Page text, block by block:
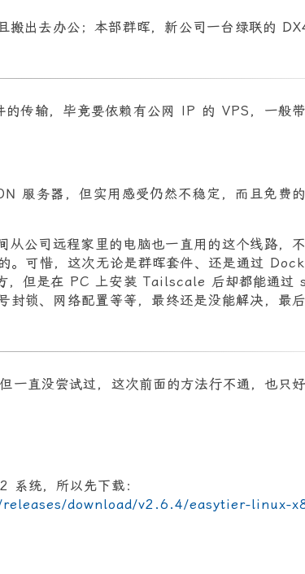
搬出去办公；本部群晖，新公司一台绿联的
传输，毕竟要依赖有公网 IP 的 VPS，一般
服务器，但实用感受仍然不稳定，而且免费
公司远程家里的电脑也一直用的这个线路，
。可惜，这次无论是群晖套件、还是通过
，但是在 PC 上安装 Tailscale 后却都能通过
锁、网络配置等等，最终还是没能解决，最
一直没尝试过，这次前面的方法行不通，也只
统，所以先下载：
download/v2.6.4/easytier-linux-